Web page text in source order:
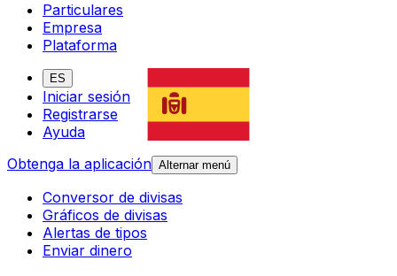
Particulares
Empresa
Plataforma
ES
Iniciar sesión
Registrarse
Ayuda
Obtenga la aplicación Alternar menú
Conversor de divisas
Gráficos de divisas
Alertas de tipos
Enviar dinero